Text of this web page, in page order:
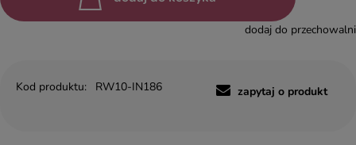
dodaj do przechowalni
Kod produktu: RW10-IN186 zapytaj o produkt